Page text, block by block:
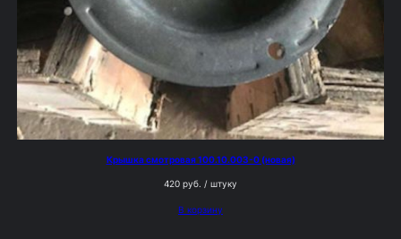
Крышка смотровая 100.10.003-0 (новая)
420 руб. / штуку
В корзину